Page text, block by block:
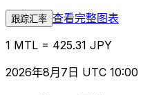
跟踪汇率 查看完整图表
1 MTL = 425.31 JPY
2026年8月7日 UTC 10:00